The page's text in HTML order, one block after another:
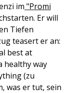
im "Promi
Er will
Tiefen
teasert er an:
best at
healthy way
(zu
was er tut, sein